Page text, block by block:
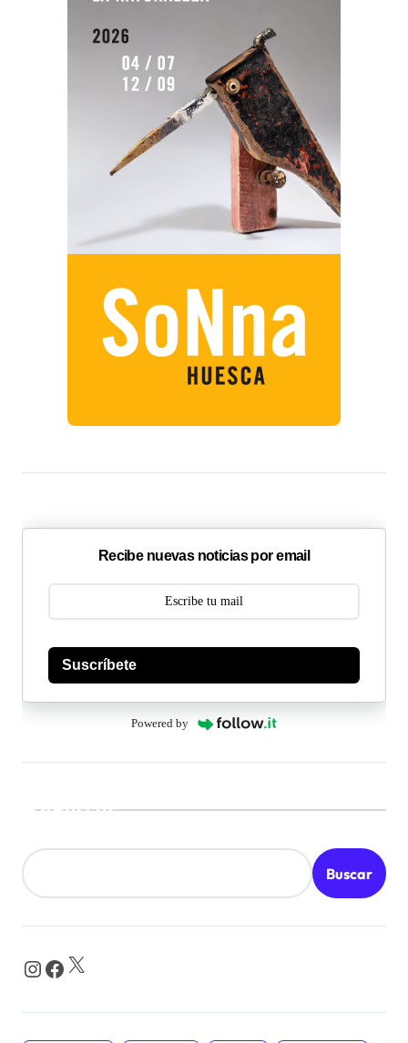
Recibe nuevas noticias por email
Suscríbete
Powered by
Buscar
Buscar
InstagramFacebook X